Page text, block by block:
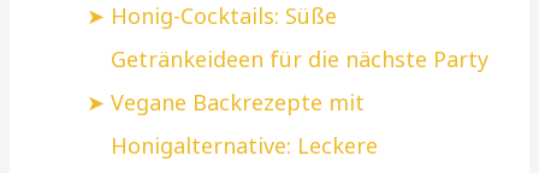
Honig-Cocktails: Süße
Getränkeideen für die nächste Party
Vegane Backrezepte mit
Honigalternative: Leckere